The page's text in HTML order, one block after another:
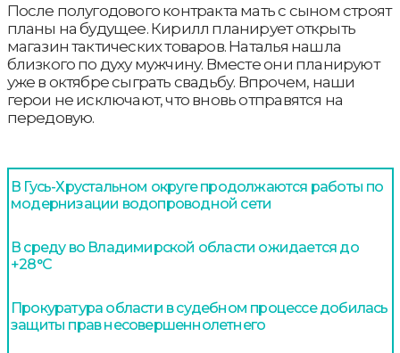
После полугодового контракта мать с сыном строят
планы на будущее. Кирилл планирует открыть
магазин тактических товаров. Наталья нашла
близкого по духу мужчину. Вместе они планируют
уже в октябре сыграть свадьбу. Впрочем, наши
герои не исключают, что вновь отправятся на
передовую.
В Гусь-Хрустальном округе продолжаются работы по
модернизации водопроводной сети
В среду во Владимирской области ожидается до
+28°С
Прокуратура области в судебном процессе добилась
защиты прав несовершеннолетнего